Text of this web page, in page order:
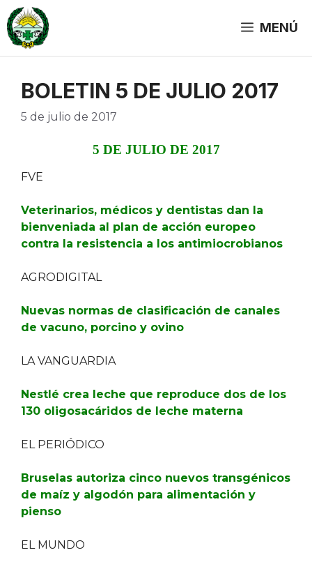
Saltar
al
contenido
MENÚ
BOLETIN 5 DE JULIO 2017
5 de julio de 2017
5 DE JULIO DE 2017
FVE
Veterinarios, médicos y dentistas dan la
bienveniada al plan de acción europeo
contra la resistencia a los antimiocrobianos
AGRODIGITAL
Nuevas normas de clasificación de canales
de vacuno, porcino y ovino
LA VANGUARDIA
Nestlé crea leche que reproduce dos de los
130 oligosacáridos de leche materna
EL PERIÓDICO
Bruselas autoriza cinco nuevos transgénicos
de maíz y algodón para alimentación y
pienso
EL MUNDO